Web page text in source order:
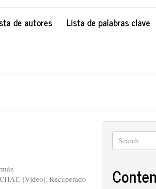
de autores Lista de palabras clave
[Video]. Recuperado
Search
Search